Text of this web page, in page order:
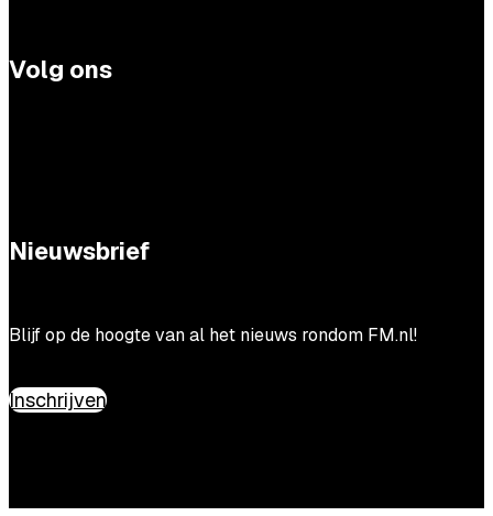
Volg ons
Nieuwsbrief
Blijf op de hoogte van al het nieuws rondom FM.nl!
Inschrijven